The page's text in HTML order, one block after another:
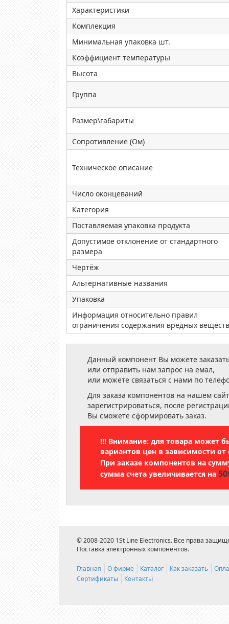
Характеристики
Комплекция
Минимальная упаковка шт.
Коэффициент температуры
Высота
Группа
Размер\габариты
Сопротивление (Ом)
Техническое описание
Число оконцеваний
Категория
Поставляемая упаковка продукта
Допустимое отклонение от стандартного
размера
Чертёж
Альтернативные названия
Упаковка
Информация относительно правил
ограничения содержания вредных веществ
Данный компонент Вы можете
или отправить нам запрос на емал,
или можете связаться с нами по
Для заказа компонентов на нашем
зарегистрироваться, после
Вы сможете сформировать заказ.
!!! Внимание: для товара может
вариантов цен в зависимости от
При заказе компонентов на
сумма счета увеличивается на
© 2008-2020 1St Line Electronics. Все права
Поставка электронных компонентов.
Главная О фирме Каталог Как заказать
Сертификаты
Контакты